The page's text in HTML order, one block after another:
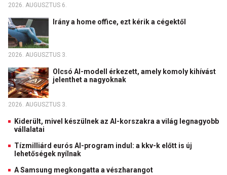
2026. AUGUSZTUS 6.
Irány a home office, ezt kérik a cégektől
2026. AUGUSZTUS 3.
Olcsó AI-modell érkezett, amely komoly kihívást
jelenthet a nagyoknak
2026. AUGUSZTUS 3.
Kiderült, mivel készülnek az AI-korszakra a világ legnagyobb
vállalatai
Tízmilliárd eurós AI-program indul: a kkv-k előtt is új
lehetőségek nyílnak
A Samsung megkongatta a vészharangot